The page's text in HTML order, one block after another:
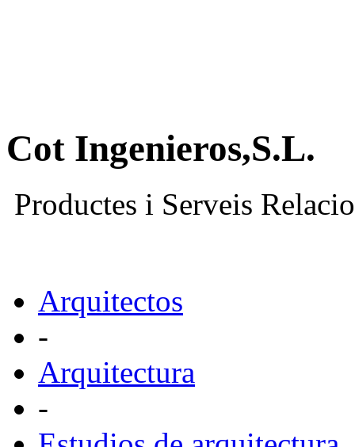
Cot Ingenieros,S.L.
Productes i Serveis
Arquitectos
-
Arquitectura
-